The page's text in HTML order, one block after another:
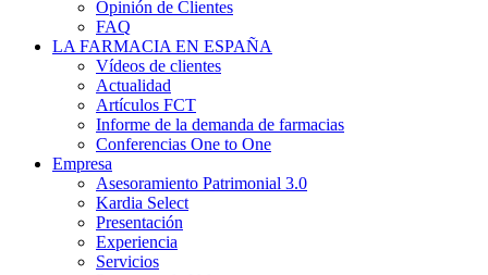
Opinión de Clientes
FAQ
LA FARMACIA EN ESPAÑA
Vídeos de clientes
Actualidad
Artículos FCT
Informe de la demanda de farmacias
Conferencias One to One
Empresa
Asesoramiento Patrimonial 3.0
Kardia Select
Presentación
Experiencia
Servicios